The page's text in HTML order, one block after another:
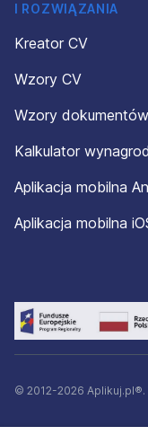
I ROZWIĄZANIA
Kreator CV
Wzory CV
Wzory dokumentów
Kalkulator
Aplikacja mobilna
Aplikacja mobilna
© 2012-2026